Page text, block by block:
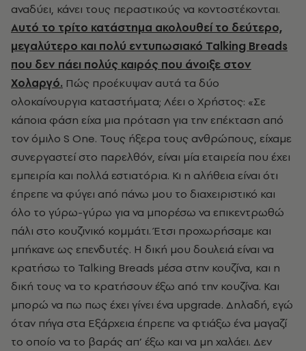
αναδύει, κάνει τους περαστικούς να κοντοστέκονται.
Αυτό το τρίτο κατάστημα ακολουθεί το δεύτερο,
μεγαλύτερο και πολύ εντυπωσιακό Talking Breads
που δεν πάει πολύς καιρός που άνοιξε στον
Χολαργό. Πώς προέκυψαν αυτά τα δύο
ολοκαίνουργια καταστήματα; Λέει ο Χρήστος: «Σε
κάποια φάση είχα μια πρόταση για την επέκταση από
τον όμιλο S One. Τους ήξερα τους ανθρώπους, είχαμε
συνεργαστεί στο παρελθόν, είναι μία εταιρεία που έχει
εμπειρία και πολλά εστιατόρια. Κι η αλήθεια είναι ότι
έπρεπε να φύγει από πάνω μου το διαχειριστικό και
όλο το γύρω-γύρω για να μπορέσω να επικεντρωθώ
πάλι στο κουζινικό κομμάτι. Έτσι προχωρήσαμε και
μπήκανε ως επενδυτές. Η δική μου δουλειά είναι να
κρατήσω το Talking Breads μέσα στην κουζίνα, και η
δική τους να το κρατήσουν έξω από την κουζίνα. Και
μπορώ να πω πως έχει γίνει ένα upgrade. Δηλαδή, εγώ
όταν πήγα στα Εξάρχεια έπρεπε να φτιάξω ένα μαγαζί
το οποίο να το βαράς απ’ έξω και να μη χαλάει. Δεν